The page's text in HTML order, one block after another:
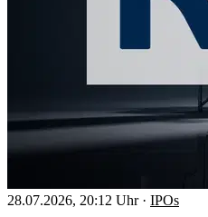
28.07.2026, 20:12 Uhr · IPOs